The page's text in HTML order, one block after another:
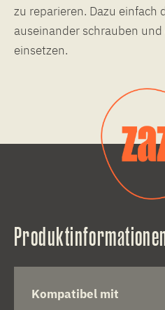
zu reparieren. Dazu einfach
auseinander schrauben
einsetzen.
Kompatibel mit